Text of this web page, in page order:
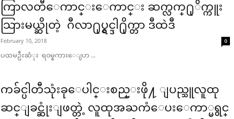
ကြာလတီေကာင္းေကာင္း ဆက္လက္႐ုိက္ကူး
သြားမယ္ဆိုတဲ့ ဂီလာ႐ုပ္ရွင္ဒါ႐ိုက္တာ ဒီထဲဒီ
February 10, 2018 0
ပထမဦးဆံုး ရ၀မ္စကားေျပာ ...
ကခ်င္ပါတီသုံးခုေပါင္းစည္းဖို႔ ျပည္သူလူထု
ဆင္ျခင္ဆုံးျဖတ္တဲ့ လူထုအႀကံေပးေကာ္မရွင္